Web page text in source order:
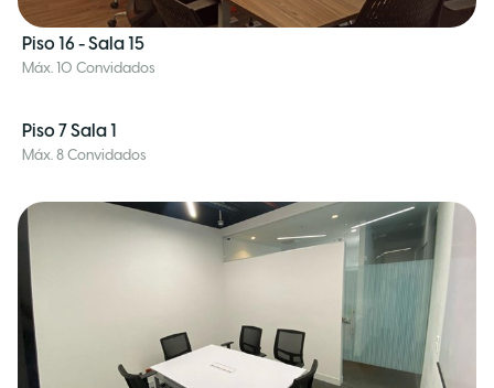
Piso 16 - Sala 15
Máx. 10 Convidados
Piso 7 Sala 1
Máx. 8 Convidados